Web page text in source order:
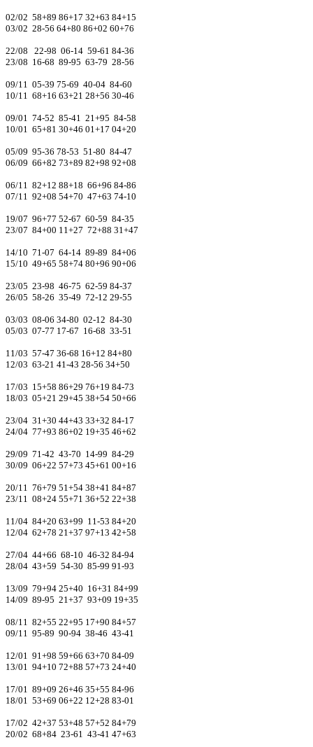
02/02 58+89 86+17 32+63 84+15
03/02 28-56 64+80 86+02 60+76
22/08 22-98 06-14 59-61 84-36
23/08 16-68 89-95 63-79 28-56
09/11 05-39 75-69 40-04 84-60
10/11 68+16 63+21 28+56 30-46
09/01 74-52 85-41 21+95 84-58
10/01 65+81 30+46 01+17 04+20
05/09 95-36 78-53 51-80 84-47
06/09 66+82 73+89 82+98 92+08
06/11 82+12 88+18 66+96 84-86
07/11 92+08 54+70 47+63 74-10
19/07 96+77 52-67 60-59 84-35
23/07 84+00 11+27 72+88 31+47
14/10 71-07 64-14 89-89 84+06
15/10 49+65 58+74 80+96 90+06
23/05 23-98 46-75 62-59 84-37
26/05 58-26 35-49 72-12 29-55
03/03 08-06 34-80 02-12 84-30
05/03 07-77 17-67 16-68 33-51
11/03 57-47 36-68 16+12 84+80
12/03 63-21 41-43 28-56 34+50
17/03 15+58 86+29 76+19 84-73
18/03 05+21 29+45 38+54 50+66
23/04 31+30 44+43 33+32 84-17
24/04 77+93 86+02 19+35 46+62
29/09 71-42 43-70 14-99 84-29
30/09 06+22 57+73 45+61 00+16
20/11 76+79 51+54 38+41 84+87
23/11 08+24 55+71 36+52 22+38
11/04 84+20 63+99 11-53 84+20
12/04 62+78 21+37 97+13 42+58
27/04 44+66 68-10 46-32 84-94
28/04 43+59 54-30 85-99 91-93
13/09 79+94 25+40 16+31 84+99
14/09 89-95 21+37 93+09 19+35
08/11 82+55 22+95 17+90 84+57
09/11 95-89 90-94 38-46 43-41
12/01 91+98 59+66 63+70 84-09
13/01 94+10 72+88 57+73 24+40
17/01 89+09 26+46 35+55 84-96
18/01 53+69 06+22 12+28 83-01
17/02 42+37 53+48 57+52 84+79
20/02 68+84 23-61 43-41 47+63